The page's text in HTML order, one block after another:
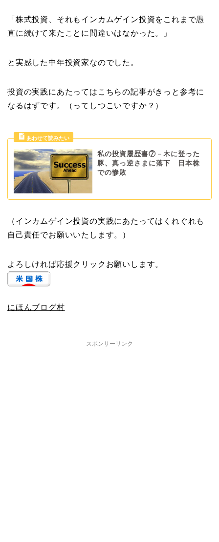
「株式投資、それもインカムゲイン投資をこれまで愚
直に続けて来たことに間違いはなかった。」
と実感した中年投資家なのでした。
投資の実践にあたってはこちらの記事がきっと参考に
なるはずです。（ってしつこいですか？）
私の投資履歴書⑦－木に登った
豚、真っ逆さまに落下 日本株
での惨敗
（インカムゲイン投資の実践にあたってはくれぐれも
自己責任でお願いいたします。）
よろしければ応援クリックお願いします。
にほんブログ村
スポンサーリンク